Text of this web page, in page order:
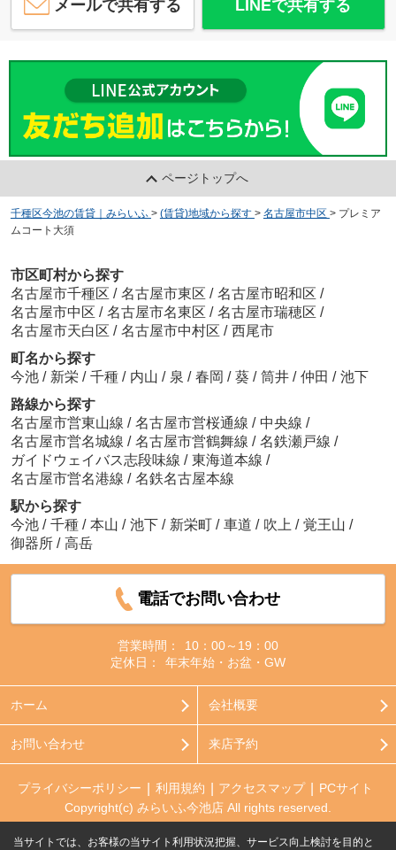
メールで共有する LINEで共有する
ページトップへ
千種区今池の賃貸｜みらいふ > (賃貸)地域から探す > 名古屋市中区 > プレミア
ムコート大須
市区町村から探す
名古屋市千種区 / 名古屋市東区 / 名古屋市昭和区 /
名古屋市中区 / 名古屋市名東区 / 名古屋市瑞穂区 /
名古屋市天白区 / 名古屋市中村区 / 西尾市
町名から探す
今池 / 新栄 / 千種 / 内山 / 泉 / 春岡 / 葵 / 筒井 / 仲田 / 池下
路線から探す
名古屋市営東山線 / 名古屋市営桜通線 / 中央線 /
名古屋市営名城線 / 名古屋市営鶴舞線 / 名鉄瀬戸線 /
ガイドウェイバス志段味線 / 東海道本線 /
名古屋市営名港線 / 名鉄名古屋本線
駅から探す
今池 / 千種 / 本山 / 池下 / 新栄町 / 車道 / 吹上 / 覚王山 /
御器所 / 高岳
電話でお問い合わせ
営業時間：
10：00～19：00
定休日：
年末年始・お盆・GW
ホーム 会社概要
お問い合わせ 来店予約
プライバシーポリシー 利用規約 アクセスマップ
PCサイト
Copyright(c) みらいふ今池店 All rights reserved.
当サイトでは、お客様の当サイト利用状況把握、サービス向上検討を目的と